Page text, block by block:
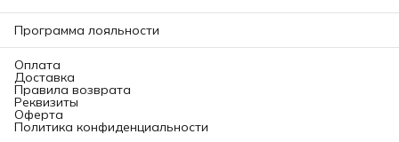
Программа лояльности
Оплата
Доставка
Правила возврата
Реквизиты
Оферта
Политика конфиденциальности